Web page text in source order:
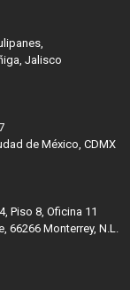
Jalisco
de México, CDMX
Piso 8, Oficina 11
66266 Monterrey, N.L.